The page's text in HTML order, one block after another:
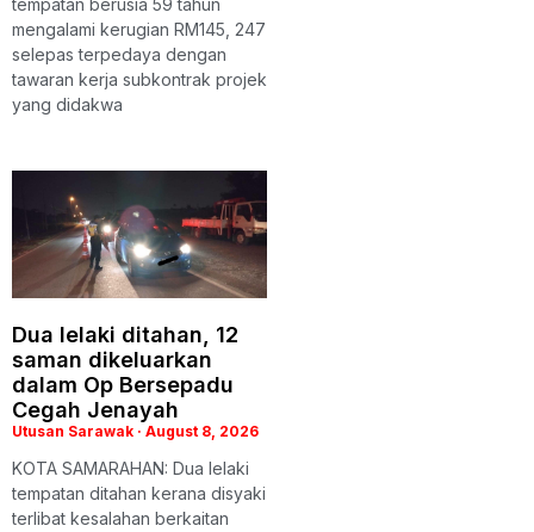
tempatan berusia 59 tahun
mengalami kerugian RM145, 247
selepas terpedaya dengan
tawaran kerja subkontrak projek
yang didakwa
Dua lelaki ditahan, 12
saman dikeluarkan
dalam Op Bersepadu
Cegah Jenayah
Utusan Sarawak August 8, 2026
KOTA SAMARAHAN: Dua lelaki
tempatan ditahan kerana disyaki
terlibat kesalahan berkaitan